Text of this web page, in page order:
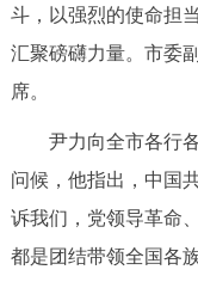
个人服务
中介服务
政民互动
斗，以强烈的使命担
汇聚磅礴力量。市委
席。
尹力向全市各行各
问候，他指出，中国
诉我们，党领导革命
都是团结带领全国各